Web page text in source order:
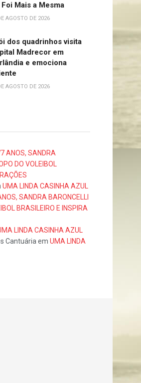
Foi Mais a Mesma
AGOSTO DE 2026
dos quadrinhos visita
Madrecor em
e emociona
AGOSTO DE 2026
ANOS, SANDRA
DO VOLEIBOL
UMA LINDA CASINHA AZUL
SANDRA BARONCELLI
BRASILEIRO E INSPIRA
LINDA CASINHA AZUL
Cantuáriaem UMA LINDA